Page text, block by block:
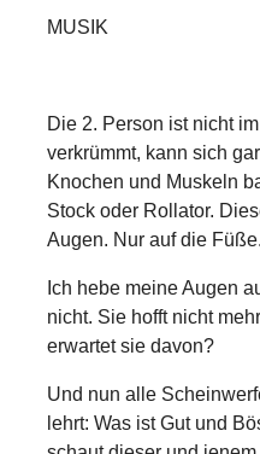
MUSIK
Die 2. Person ist nicht
verkrümmt, kann sich
Knochen und Muskeln
Stock oder Rollator.
Augen. Nur auf die Füße.
Ich hebe meine Augen
nicht. Sie hofft nicht
erwartet sie davon?
Und nun alle
lehrt: Was ist Gut und